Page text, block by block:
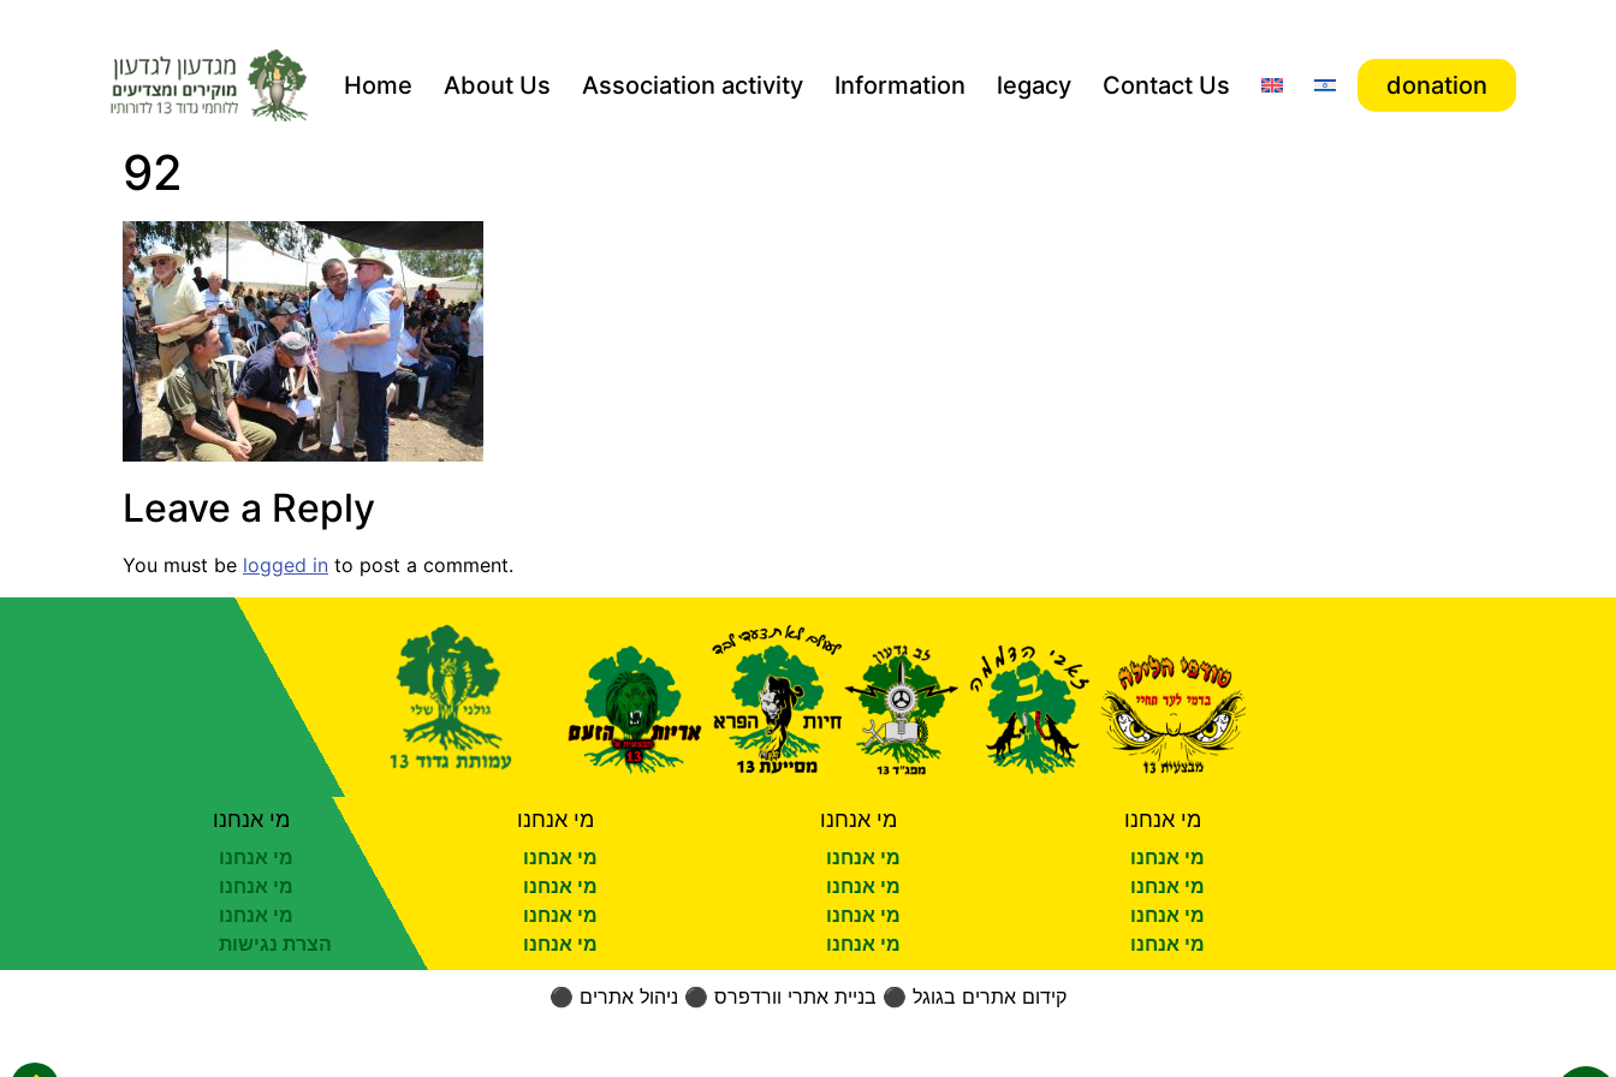
Home About Us Association activity Information legacy Contact Us donation
92
Leave a Reply
You must be logged in to post a comment.
מי אנחנו
מי אנחנו
מי אנחנו
מי אנחנו
הצרת נגישות
מי אנחנו
מי אנחנו
מי אנחנו
מי אנחנו
מי אנחנו
מי אנחנו
מי אנחנו
מי אנחנו
מי אנחנו
מי אנחנו
מי אנחנו
מי אנחנו
מי אנחנו
מי אנחנו
מי אנחנו
⚫ קידום אתרים בגוגל ⚫ בניית אתרי וורדפרס ⚫ ניהול אתרים